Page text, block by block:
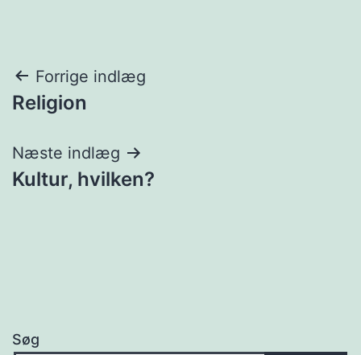
Indlægsnavigation
Forrige indlæg
Religion
Næste indlæg
Kultur, hvilken?
Søg